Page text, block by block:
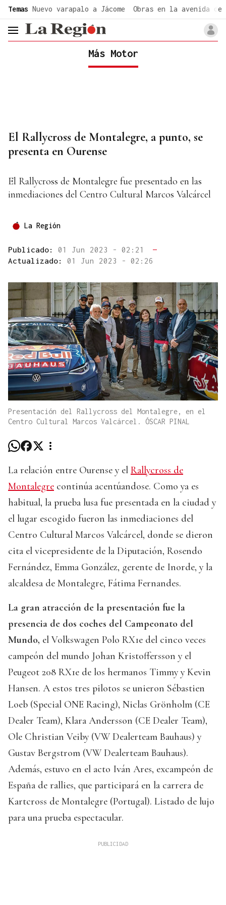
Temas Nuevo varapalo a Jácome Obras en la avenida de
header.menu.open
Más Motor
El Rallycross de Montalegre, a punto, se
presenta en Ourense
El Rallycross de Montalegre fue presentado en las
inmediaciones del Centro Cultural Marcos Valcárcel
La Región
Publicado: 01 Jun 2023 - 02:21
—
Actualizado: 01 Jun 2023 - 02:26
Presentación del Rallycross del Montalegre, en el
Centro Cultural Marcos Valcárcel. ÓSCAR PINAL
La relación entre Ourense y el Rallycross de
Montalegre continúa acentúandose. Como ya es
habitual, la prueba lusa fue presentada en la ciudad y
el lugar escogido fueron las inmediaciones del
Centro Cultural Marcos Valcárcel, donde se dieron
cita el vicepresidente de la Diputación, Rosendo
Fernández, Emma González, gerente de Inorde, y la
alcaldesa de Montalegre, Fátima Fernandes.
La gran atracción de la presentación fue la
presencia de dos coches del Campeonato del
Mundo, el Volkswagen Polo RX1e del cinco veces
campeón del mundo Johan Kristoffersson y el
Peugeot 208 RX1e de los hermanos Timmy y Kevin
Hansen. A estos tres pilotos se unieron Sébastien
Loeb (Special ONE Racing), Niclas Grönholm (CE
Dealer Team), Klara Andersson (CE Dealer Team),
Ole Christian Veiby (VW Dealerteam Bauhaus) y
Gustav Bergstrom (VW Dealerteam Bauhaus).
Además, estuvo en el acto Iván Ares, excampeón de
España de rallies, que participará en la carrera de
Kartcross de Montalegre (Portugal). Listado de lujo
para una prueba espectacular.